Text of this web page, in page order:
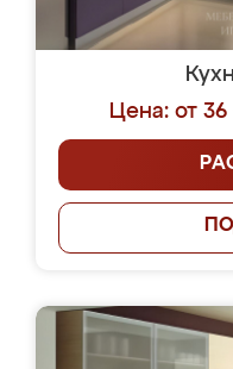
Цена: от